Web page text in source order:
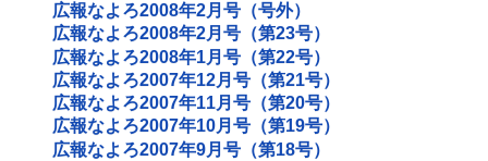
広報なよろ2008年2月号（号外）
広報なよろ2008年2月号（第23号）
広報なよろ2008年1月号（第22号）
広報なよろ2007年12月号（第21号）
広報なよろ2007年11月号（第20号）
広報なよろ2007年10月号（第19号）
広報なよろ2007年9月号（第18号）